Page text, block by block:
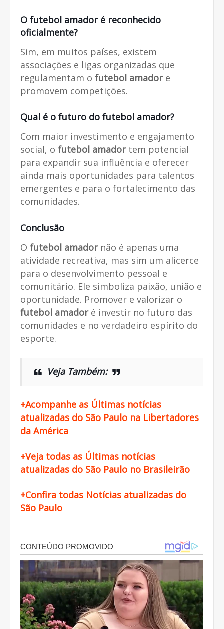
O futebol amadoré reconhecido
oficialmente?
Sim, em muitos países, existem
associações e ligas organizadas que
regulamentam o futebol amadore
promovem competições.
Qual é o futuro do futebol amador?
Com maior investimento e engajamento
social, o futebol amadortem potencial
para expandir sua influência e oferecer
ainda mais oportunidades para talentos
emergentes e para o fortalecimento das
comunidades.
Conclusão
O futebol amadornão é apenas uma
atividade recreativa, mas sim um alicerce
para o desenvolvimento pessoal e
comunitário. Ele simboliza paixão, união e
oportunidade. Promover e valorizar o
futebol amadoré investir no futuro das
comunidades e no verdadeiro espírito do
esporte.
Veja Também:
+Acompanhe as Últimas notícias
atualizadas do São Paulo na Libertadores
da América
+Veja todas as Últimas notícias
atualizadas do São Paulo no Brasileirão
+Confira todas Notícias atualizadas do
São Paulo